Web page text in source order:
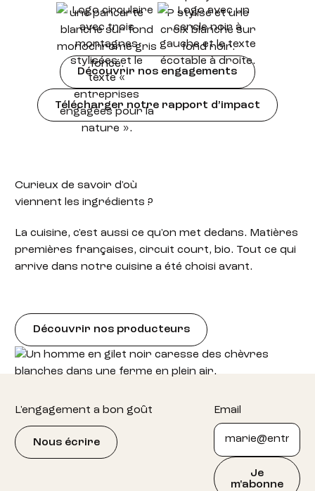
Découvrir nos engagements
Télécharger notre rapport d’impact
Curieux de savoir d'où
viennent les ingrédients ?
La cuisine, c'est aussi ce qu'on met dedans. Matières
premières françaises, circuit court, bio. Tout ce qui
arrive dans notre cuisine a été choisi avant.
Découvrir nos producteurs
L'engagement a bon goût
Nous écrire
Email
Je
m'abonne